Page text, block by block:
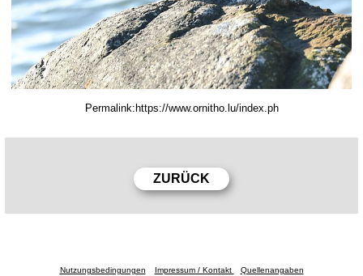
Permalink:
Nutzungsbedingungen Impressum / Kontakt Quellenangaben